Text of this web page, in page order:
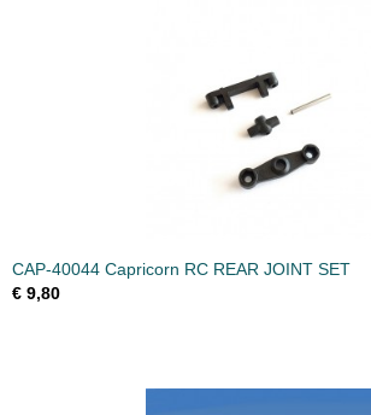
CAP-40044 Capricorn RC REAR JOINT SET
€ 9,80